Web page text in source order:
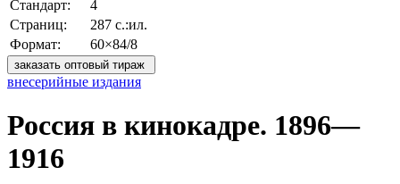
Стандарт:
4
Страниц:
287 с.:ил.
Формат:
60×84/8
заказать оптовый тираж
внесерийные издания
Россия в кинокадре. 1896—
1916